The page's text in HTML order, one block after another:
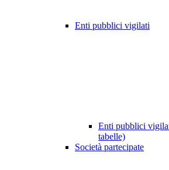
Enti pubblici vigilati
Enti pubblici
tabelle)
Società partecipate